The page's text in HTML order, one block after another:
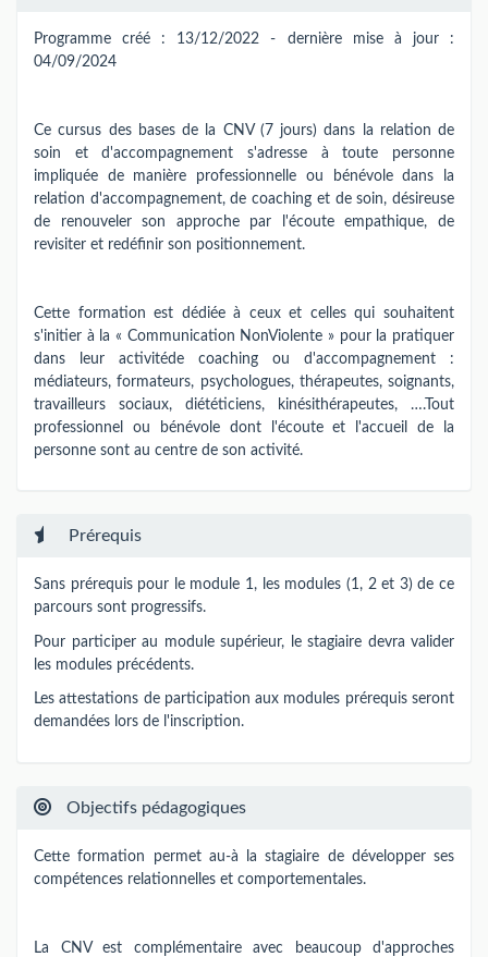
Programme créé : 13/12/2022 - dernière mise à jour :
04/09/2024
Ce cursus des bases de la CNV (7 jours) dans la relation de
soin et d'accompagnement s'adresse à toute personne
impliquée de manière professionnelle ou bénévole dans la
relation d'accompagnement, de coaching et de soin, désireuse
de renouveler son approche par l'écoute empathique, de
revisiter et redéfinir son positionnement.
Cette formation est dédiée à ceux et celles qui souhaitent
s'initier à la « Communication NonViolente » pour la pratiquer
dans leur activitéde coaching ou d'accompagnement :
médiateurs, formateurs, psychologues, thérapeutes, soignants,
travailleurs sociaux, diététiciens, kinésithérapeutes, ….Tout
professionnel ou bénévole dont l'écoute et l'accueil de la
personne sont au centre de son activité.
Prérequis
Sans prérequis pour le module 1, les modules (1, 2 et 3) de ce
parcours sont progressifs.
Pour participer au module supérieur, le stagiaire devra valider
les modules précédents.
Les attestations de participation aux modules prérequis seront
demandées lors de l'inscription.
Objectifs pédagogiques
Cette formation permet au-à la stagiaire de développer ses
compétences relationnelles et comportementales.
La CNV est complémentaire avec beaucoup d'approches